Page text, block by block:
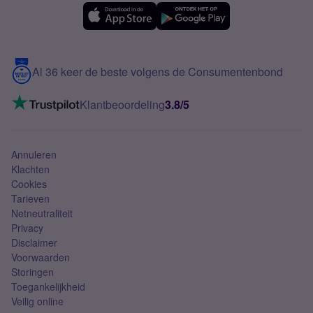
Meerdere nummers
5G internet
Mobiel internet
Mobiel abonnement
Contact
VoLTE 4G bellen
Al 36 keer de beste volgens de Consumentenbond
Klantbeoordeling3.8/5
Annuleren
Klachten
Cookies
Tarieven
Netneutraliteit
Privacy
Disclaimer
Voorwaarden
Storingen
Toegankelijkheid
Veilig online